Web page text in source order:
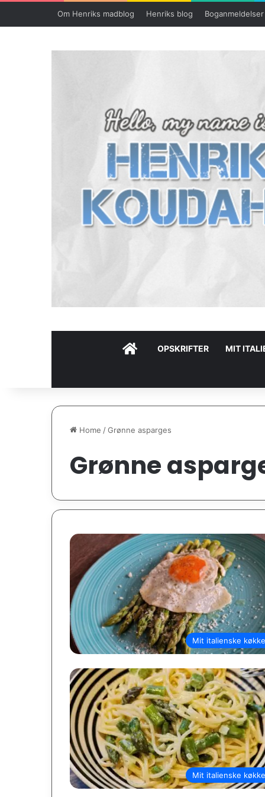
Om Henriks madblog Henriks blog
HOMEOPSKRIFTER MIT
Home /Grønne asparges
Grønne
Mit italienske
Mit italienske